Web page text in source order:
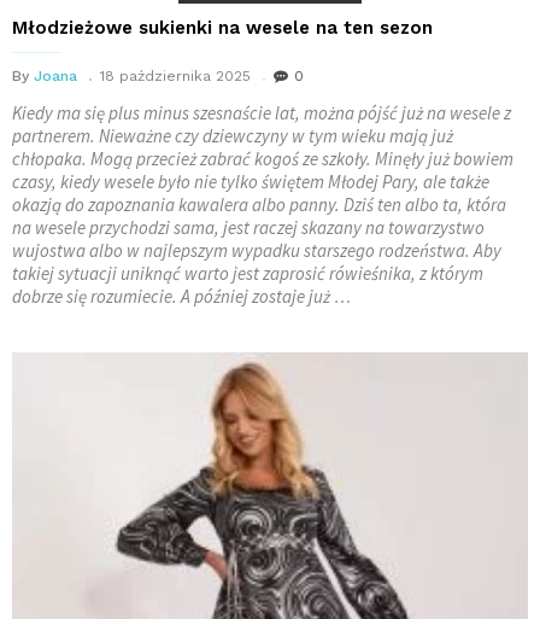
Młodzieżowe sukienki na wesele na ten sezon
By Joana 18 października 2025 0
Kiedy ma się plus minus szesnaście lat, można pójść już na wesele z
partnerem. Nieważne czy dziewczyny w tym wieku mają już
chłopaka. Mogą przecież zabrać kogoś ze szkoły. Minęły już bowiem
czasy, kiedy wesele było nie tylko świętem Młodej Pary, ale także
okazją do zapoznania kawalera albo panny. Dziś ten albo ta, która
na wesele przychodzi sama, jest raczej skazany na towarzystwo
wujostwa albo w najlepszym wypadku starszego rodzeństwa. Aby
takiej sytuacji uniknąć warto jest zaprosić rówieśnika, z którym
dobrze się rozumiecie. A później zostaje już …